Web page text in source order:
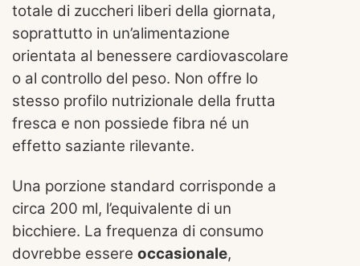
totale di zuccheri liberi della giornata,
soprattutto in un’alimentazione
orientata al benessere cardiovascolare
o al controllo del peso. Non offre lo
stesso profilo nutrizionale della frutta
fresca e non possiede fibra né un
effetto saziante rilevante.
Una porzione standard corrisponde a
circa 200 ml, l’equivalente di un
bicchiere. La frequenza di consumo
dovrebbe essere occasionale,